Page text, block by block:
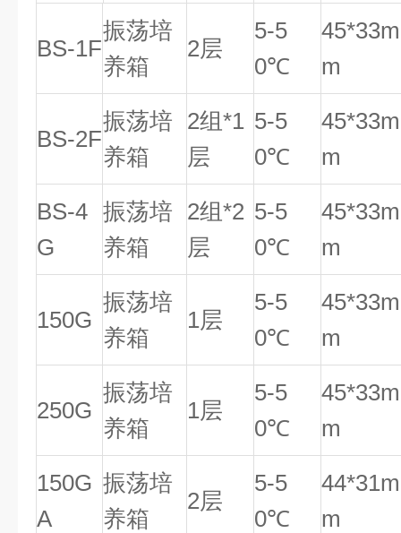
BS-1F
振荡培
养箱
2层
5-5
0℃
45*33m
m
BS-2F
振荡培
养箱
2组*1
层
5-5
0℃
45*33m
m
BS-4
G
振荡培
养箱
2组*2
层
5-5
0℃
45*33m
m
150G
振荡培
养箱
1层
5-5
0℃
45*33m
m
250G
振荡培
养箱
1层
5-5
0℃
45*33m
m
150G
A
振荡培
养箱
2层
5-5
0℃
44*31m
m